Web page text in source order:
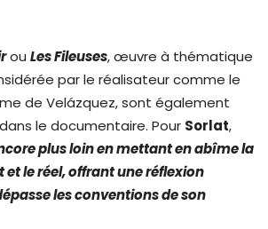
ou Les Fileuses, œuvre à thématique
par le réalisateur comme le
de Velázquez, sont également
le documentaire. Pour Sorlat,
plus loin en mettant en abîme la
et le réel, offrant une réflexion
les conventions de son